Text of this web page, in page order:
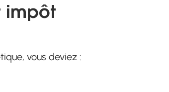
impôt
vous deviez :